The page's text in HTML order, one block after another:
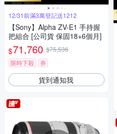
12/31前滿3萬登記送1212
【Sony】Alpha ZV-E1 手持握
把組合 [公司貨 保固18+6個月]
$71,760 $75,536
限時下殺
券
貨到通知我